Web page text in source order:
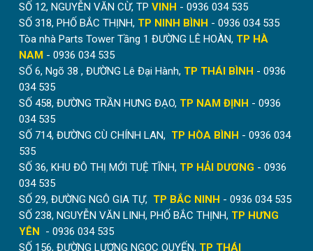
Mẫu cây treo quần áo mũ nón do hòa phát cung
cấp
SỐ 12, NGUYỄN VĂN CỪ, TP VINH - 0936 034 535
SỐ 318, PHỐ BẮC THỊNH, TP NINH BÌNH - 0936 034 535
Tòa nhà Parts Tower Tầng 1 ĐƯỜNG LÊ HOÀN, TP HÀ
NAM - 0936 034 535
SỐ 6, Ngõ 38 , ĐƯỜNG Lê Đại Hành, TP THÁI BÌNH - 0936
034 535
SỐ 458, ĐƯỜNG TRẦN HƯNG ĐẠO, TP NAM ĐỊNH - 0936
034 535
SỐ 714, ĐƯỜNG CÙ CHÍNH LAN, TP HÒA BÌNH - 0936 034
535
SỐ 36, KHU ĐÔ THỊ MỚI TUỆ TĨNH, TP HẢI DƯƠNG - 0936
034 535
SỐ 29, ĐƯỜNG NGÔ GIA TỰ, TP BẮC NINH - 0936 034 535
SỐ 238, NGUYỄN VĂN LINH, PHỐ BẮC THỊNH, TP HƯNG
YÊN - 0936 034 535
SỐ 156, ĐƯỜNG LƯƠNG NGỌC QUYẾN, TP THÁI